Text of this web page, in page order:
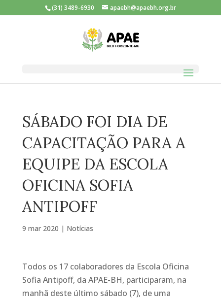
(31) 3489-6930 apaebh@apaebh.org.br
SÁBADO FOI DIA DE
CAPACITAÇÃO PARA A
EQUIPE DA ESCOLA
OFICINA SOFIA
ANTIPOFF
9 mar 2020 | Notícias
Todos os 17 colaboradores da Escola Oficina
Sofia Antipoff, da APAE-BH, participaram, na
manhã deste último sábado (7), de uma